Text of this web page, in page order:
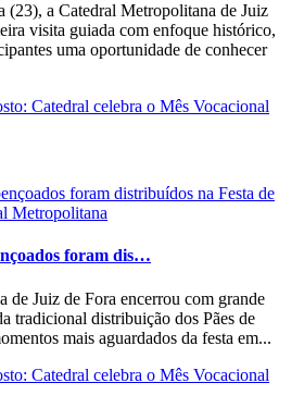
(23), a Catedral Metropolitana de Juiz
visita guiada com enfoque histórico,
uma oportunidade de conhecer
Catedral celebra o Mês Vocacional
foram dis…
de Juiz de Fora encerrou com grande
tradicional distribuição dos Pães de
mais aguardados da festa em...
Catedral celebra o Mês Vocacional